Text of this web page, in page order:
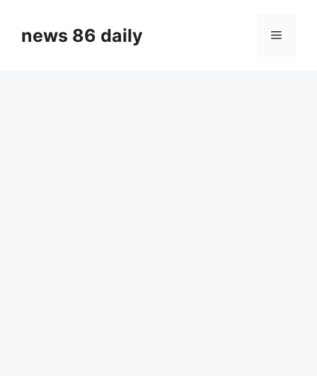
contentnews 86 daily Menu